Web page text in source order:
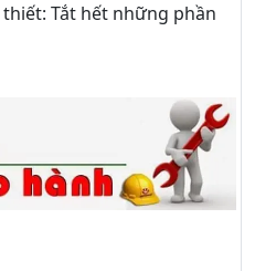
Tắt hết những phần